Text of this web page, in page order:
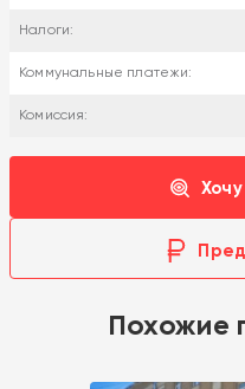
Налоги:
Коммунальные платежи:
Комиссия:
Похожие